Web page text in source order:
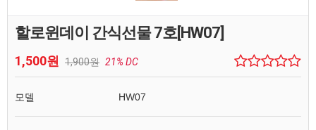
할로윈데이 간식선물 7호[HW07]
1,500원 1,900원 21% DC
모델 HW07